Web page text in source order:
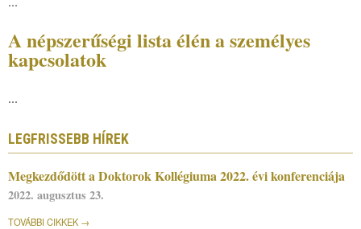
A népszerűségi lista élén a személyes
kapcsolatok
...
LEGFRISSEBB HÍREK
Megkezdődött a Doktorok Kollégiuma 2022. évi konferenciája
2022. augusztus 23.
TOVÁBBI CIKKEK